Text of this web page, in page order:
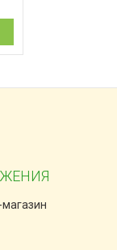
магазин